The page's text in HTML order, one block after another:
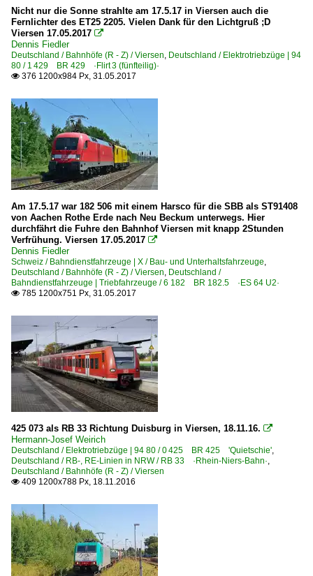
Nicht nur die Sonne strahlte am 17.5.17 in Viersen auch die
Fernlichter des ET25 2205. Vielen Dank für den Lichtgruß ;D
Viersen 17.05.2017 
Dennis Fiedler
Deutschland / Bahnhöfe (R - Z) / Viersen, Deutschland / Elektrotriebzüge | 94
80 / 1 429 BR 429 ·Flirt 3 (fünfteilig)·
 376 1200x984 Px, 31.05.2017
Am 17.5.17 war 182 506 mit einem Harsco für die SBB als ST91408
von Aachen Rothe Erde nach Neu Beckum unterwegs. Hier
durchfährt die Fuhre den Bahnhof Viersen mit knapp 2Stunden
Verfrühung. Viersen 17.05.2017 
Dennis Fiedler
Schweiz / Bahndienstfahrzeuge | X / Bau- und Unterhaltsfahrzeuge,
Deutschland / Bahnhöfe (R - Z) / Viersen, Deutschland /
Bahndienstfahrzeuge | Triebfahrzeuge / 6 182 BR 182.5 ·ES 64 U2·
 785 1200x751 Px, 31.05.2017
425 073 als RB 33 Richtung Duisburg in Viersen, 18.11.16. 
Hermann-Josef Weirich
Deutschland / Elektrotriebzüge | 94 80 / 0 425 BR 425 'Quietschie',
Deutschland / RB-, RE-Linien in NRW / RB 33 ·Rhein-Niers-Bahn·,
Deutschland / Bahnhöfe (R - Z) / Viersen
 409 1200x788 Px, 18.11.2016